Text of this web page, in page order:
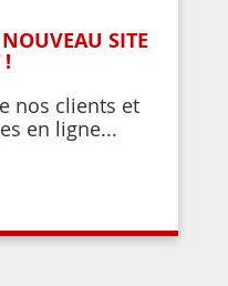
SITE
!
nos clients et
en ligne...